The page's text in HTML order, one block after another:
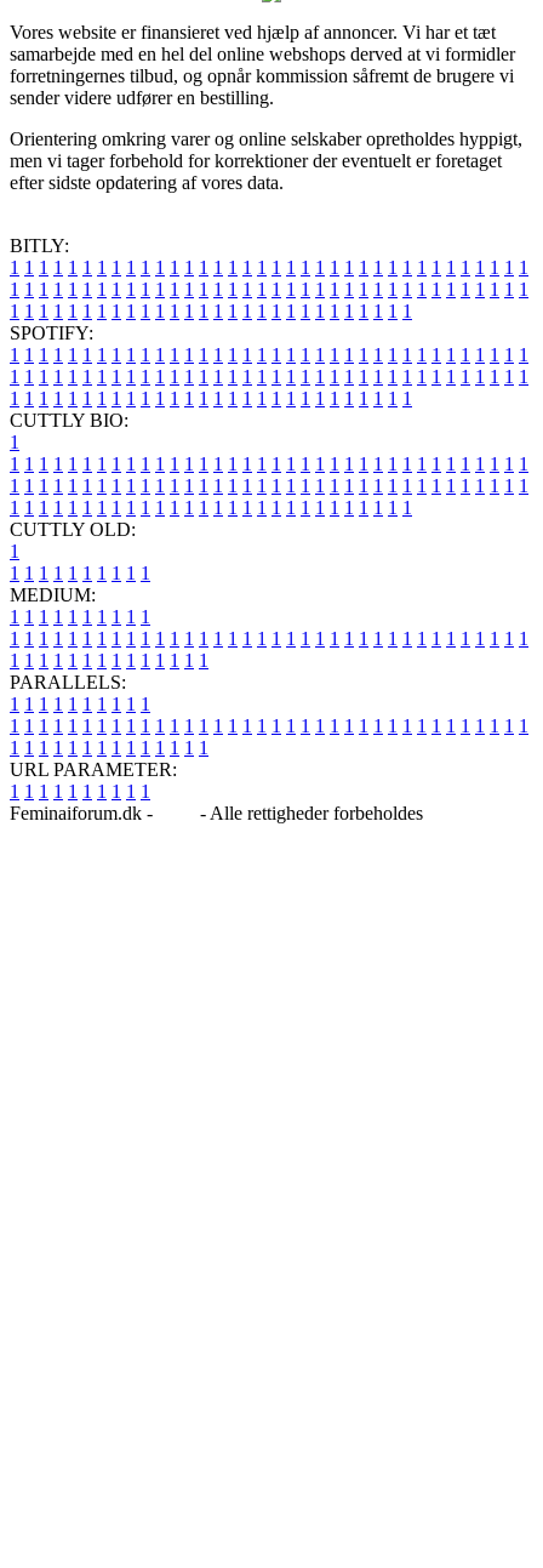
Vores website er finansieret ved hjælp af annoncer. Vi har et tæt
samarbejde med en hel del online webshops derved at vi formidler
forretningernes tilbud, og opnår kommission såfremt de brugere vi
sender videre udfører en bestilling.
Orientering omkring varer og online selskaber opretholdes hyppigt,
men vi tager forbehold for korrektioner der eventuelt er foretaget
efter sidste opdatering af vores data.
BITLY:
1 1 1 1 1 1 1 1 1 1 1 1 1 1 1 1 1 1 1 1 1 1 1 1 1 1 1 1 1 1 1 1 1 1 1 1
1 1 1 1 1 1 1 1 1 1 1 1 1 1 1 1 1 1 1 1 1 1 1 1 1 1 1 1 1 1 1 1 1 1 1 1
1 1 1 1 1 1 1 1 1 1 1 1 1 1 1 1 1 1 1 1 1 1 1 1 1 1 1 1
SPOTIFY:
1 1 1 1 1 1 1 1 1 1 1 1 1 1 1 1 1 1 1 1 1 1 1 1 1 1 1 1 1 1 1 1 1 1 1 1
1 1 1 1 1 1 1 1 1 1 1 1 1 1 1 1 1 1 1 1 1 1 1 1 1 1 1 1 1 1 1 1 1 1 1 1
1 1 1 1 1 1 1 1 1 1 1 1 1 1 1 1 1 1 1 1 1 1 1 1 1 1 1 1
CUTTLY BIO:
1
1 1 1 1 1 1 1 1 1 1 1 1 1 1 1 1 1 1 1 1 1 1 1 1 1 1 1 1 1 1 1 1 1 1 1 1
1 1 1 1 1 1 1 1 1 1 1 1 1 1 1 1 1 1 1 1 1 1 1 1 1 1 1 1 1 1 1 1 1 1 1 1
1 1 1 1 1 1 1 1 1 1 1 1 1 1 1 1 1 1 1 1 1 1 1 1 1 1 1 1
CUTTLY OLD:
1
1 1 1 1 1 1 1 1 1 1
MEDIUM:
1 1 1 1 1 1 1 1 1 1
1 1 1 1 1 1 1 1 1 1 1 1 1 1 1 1 1 1 1 1 1 1 1 1 1 1 1 1 1 1 1 1 1 1 1 1
1 1 1 1 1 1 1 1 1 1 1 1 1 1
PARALLELS:
1 1 1 1 1 1 1 1 1 1
1 1 1 1 1 1 1 1 1 1 1 1 1 1 1 1 1 1 1 1 1 1 1 1 1 1 1 1 1 1 1 1 1 1 1 1
1 1 1 1 1 1 1 1 1 1 1 1 1 1
URL PARAMETER:
1 1 1 1 1 1 1 1 1 1
Feminaiforum.dk -
- Alle rettigheder forbeholdes